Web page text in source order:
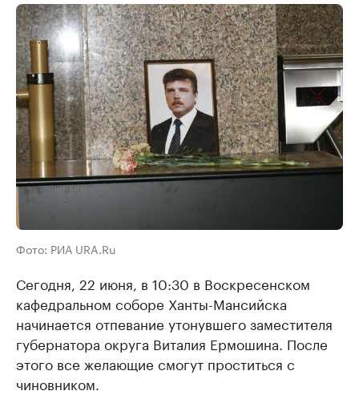
Фото: РИА URA.Ru
Сегодня, 22 июня, в 10:30 в Воскресенском
кафедральном соборе Ханты-Мансийска
начинается отпевание утонувшего заместителя
губернатора округа Виталия Ермошина. После
этого все желающие смогут проститься с
чиновником.